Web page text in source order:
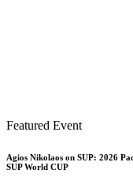
Featured Event
Agios Nikolaos on SUP: 2026
SUP World CUP